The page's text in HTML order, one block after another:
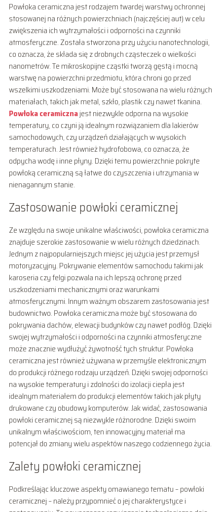
Powłoka ceramiczna jest rodzajem twardej warstwy ochronnej
stosowanej na różnych powierzchniach (najczęściej aut) w celu
zwiększenia ich wytrzymałości i odporności na czynniki
atmosferyczne. Została stworzona przy użyciu nanotechnologii,
co oznacza, że składa się z drobnych cząsteczek o wielkości
nanometrów. Te mikroskopijne cząstki tworzą gęstą i mocną
warstwę na powierzchni przedmiotu, która chroni go przed
wszelkimi uszkodzeniami. Może być stosowana na wielu różnych
materiałach, takich jak metal, szkło, plastik czy nawet tkanina.
Powłoka ceramicznajest niezwykle odporna na wysokie
temperatury, co czyni ją idealnym rozwiązaniem dla lakierów
samochodowych, czy urządzeń działających w wysokich
temperaturach. Jest również hydrofobowa, co oznacza, że
odpycha wodę i inne płyny. Dzięki temu powierzchnie pokryte
powłoką ceramiczną są łatwe do czyszczenia i utrzymania w
nienagannym stanie.
Zastosowanie powłoki ceramicznej
Ze względu na swoje unikalne właściwości, powłoka ceramiczna
znajduje szerokie zastosowanie w wielu różnych dziedzinach.
Jednym z najpopularniejszych miejsc jej użycia jest przemysł
motoryzacyjny. Pokrywanie elementów samochodu takimi jak
karoseria czy felgi pozwala na ich lepszą ochronę przed
uszkodzeniami mechanicznymi oraz warunkami
atmosferycznymi. Innym ważnym obszarem zastosowania jest
budownictwo. Powłoka ceramiczna może być stosowana do
pokrywania dachów, elewacji budynków czy nawet podłóg. Dzięki
swojej wytrzymałości i odporności na czynniki atmosferyczne
może znacznie wydłużyć żywotność tych struktur. Powłoka
ceramiczna jest również używana w przemyśle elektronicznym
do produkcji różnego rodzaju urządzeń. Dzięki swojej odporności
na wysokie temperatury i zdolności do izolacji ciepła jest
idealnym materiałem do produkcji elementów takich jak płyty
drukowane czy obudowy komputerów. Jak widać, zastosowania
powłoki ceramicznej są niezwykle różnorodne. Dzięki swoim
unikalnym właściwościom, ten innowacyjny materiał ma
potencjał do zmiany wielu aspektów naszego codziennego życia.
Zalety powłoki ceramicznej
Podkreślając kluczowe aspekty omawianego tematu – powłoki
ceramicznej – należy przypomnieć o jej charakterystyce i